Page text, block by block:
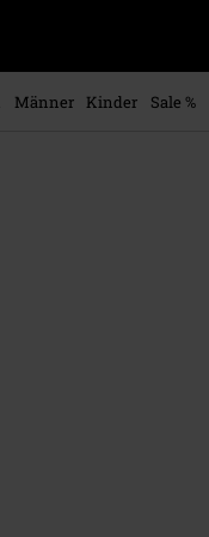
Männer Kinder
Sale %